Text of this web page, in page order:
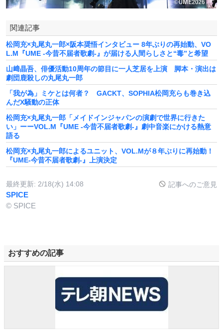
関連記事
松岡充×丸尾丸一郎×阪本奨悟インタビュー 8年ぶりの再始動、VO
L.M『UME -今昔不届者歌劇-』が届ける人間らしさと“毒”と希望
山﨑晶吾、俳優活動10周年の節目に一人芝居を上演 脚本・演出は
劇団鹿殺しの丸尾丸一郎
「我が為」ミケとは何者？ GACKT、SOPHIA松岡充らも巻き込
んだX騒動の正体
松岡充×丸尾丸一郎「メイドインジャパンの演劇で世界に行きた
い」ーーVOL.M『UME -今昔不届者歌劇-』劇中音楽にかける熱意
語る
松岡充×丸尾丸一郎によるユニット、VOL.Mが８年ぶりに再始動！
『UME-今昔不届者歌劇-』上演決定
最終更新: 2/18(水) 14:08 記事へのご意見
SPICE
© SPICE
おすすめの記事